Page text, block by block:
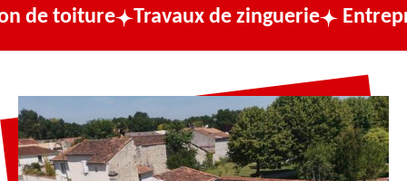
Travaux de zinguerie Entreprise de